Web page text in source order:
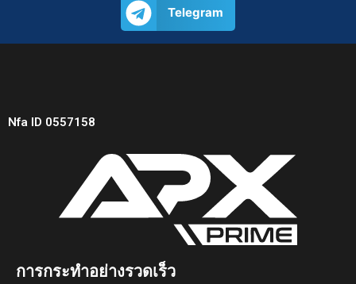
Telegram
Nfa ID 0557158
การกระทำอย่างรวดเร็ว